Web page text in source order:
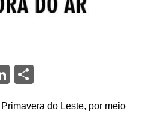
LinkedIn
Share
do Leste, por meio